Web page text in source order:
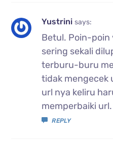
Yustrinisays:
Betul. Poin-
sering sekali
terburu-buru
tidak mengecek
url nya keliru
memperbaiki url.
REPLY